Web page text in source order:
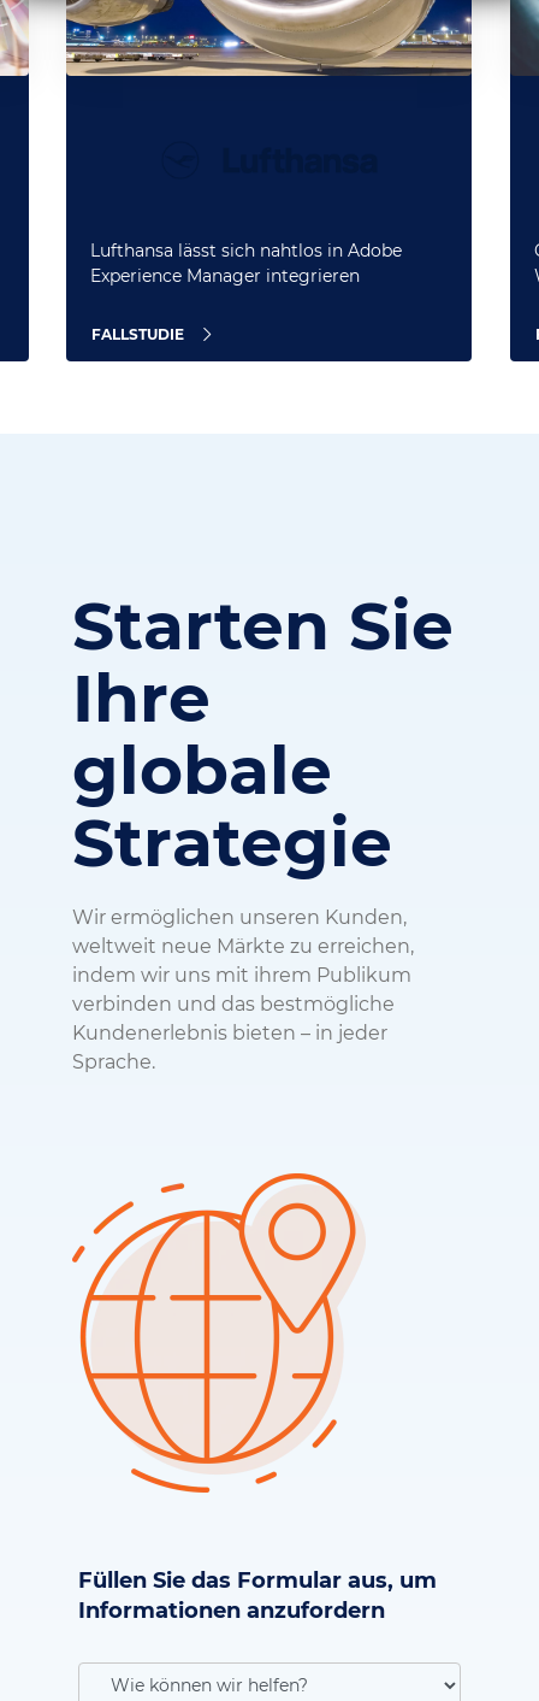
Lufthansa lässt sich nahtlos in Adobe
Experience Manager integrieren
FALLSTUDIE
Starten Sie
Ihre
globale
Strategie
Wir ermöglichen unseren Kunden,
weltweit neue Märkte zu erreichen,
indem wir uns mit ihrem Publikum
verbinden und das bestmögliche
Kundenerlebnis bieten – in jeder
Sprache.
Füllen Sie das Formular aus, um
Informationen anzufordern